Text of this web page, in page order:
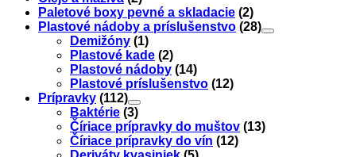
Paletové boxy pevné a skladacie (2)
Plastové nádoby a príslušenstvo (28)
Demižóny (1)
Plastové kade (2)
Plastové nádoby (14)
Plastové príslušenstvo (12)
Prípravky (112)
Baktérie (3)
Číriace prípravky do muštov (13)
Číriace prípravky do vín (12)